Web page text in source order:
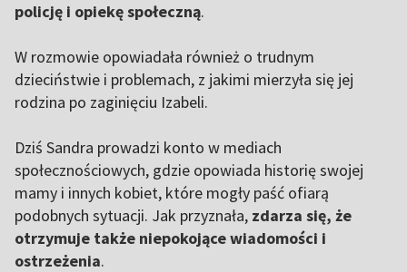
policję i opiekę społeczną.
W rozmowie opowiadała również o trudnym
dzieciństwie i problemach, z jakimi mierzyła się jej
rodzina po zaginięciu Izabeli.
Dziś Sandra prowadzi konto w mediach
społecznościowych, gdzie opowiada historię swojej
mamy i innych kobiet, które mogły paść ofiarą
podobnych sytuacji. Jak przyznała, zdarza się, że
otrzymuje także niepokojące wiadomości i
ostrzeżenia.